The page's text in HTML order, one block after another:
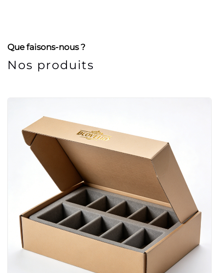
Que faisons-nous ?
Nos produits